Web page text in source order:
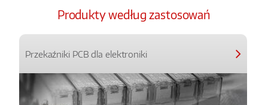
Produkty według zastosowań
Przekaźniki PCB dla elektroniki